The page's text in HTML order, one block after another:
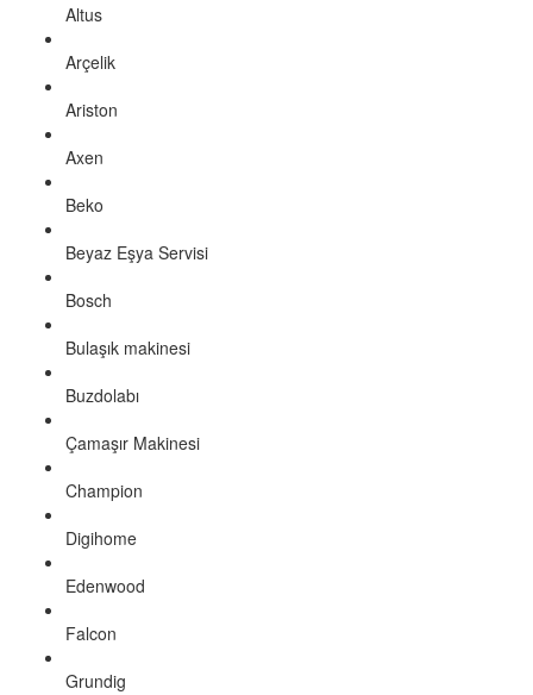
Altus
Arçelik
Ariston
Axen
Beko
Beyaz Eşya Servisi
Bosch
Bulaşık makinesi
Buzdolabı
Çamaşır Makinesi
Champion
Digihome
Edenwood
Falcon
Grundig